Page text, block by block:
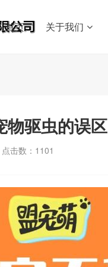
首页 关于我们
物驱虫的误区
点击数： 1101